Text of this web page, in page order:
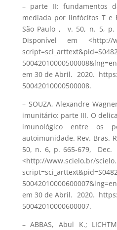
– parte II: fundamentos
mediada por linfócitos T e
São Paulo , v. 50, n. 5,
Disponível em <http://
em 30 de Abril. 2020.
50042010000500008.
– SOUZA, Alexandre
imunitário: parte III. O
imunológico entre os
autoimunidade. Rev. Bras.
50, n. 6, p. 665-679,
<http://www.scielo.br/
em 30 de Abril. 2020.
50042010000600007.
– ABBAS, Abul K.;